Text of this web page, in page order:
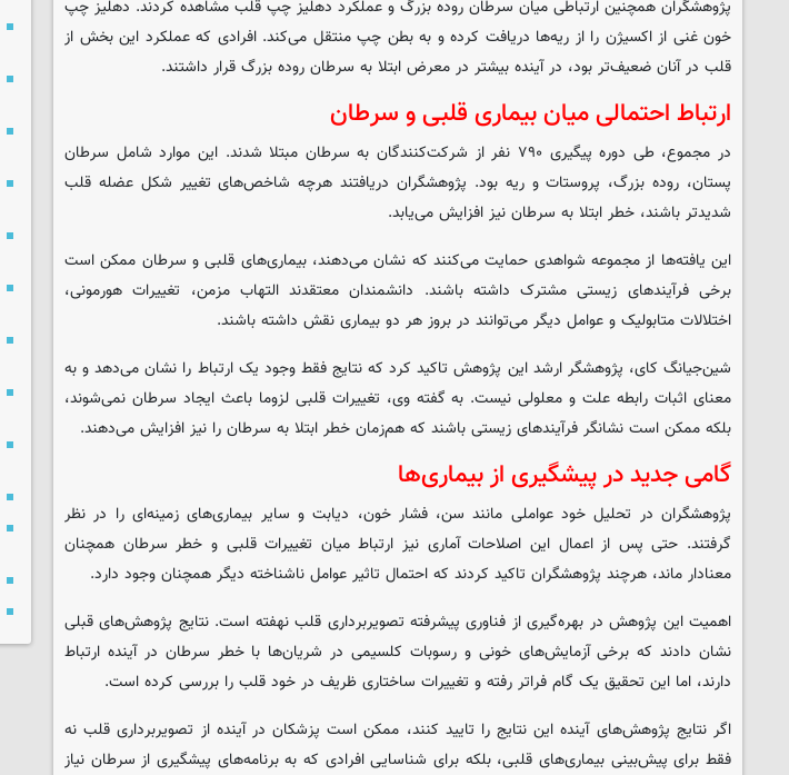
پژوهشگران همچنین ارتباطی میان سرطان روده بزرگ و عملکرد دهلیز چپ قلب مشاهده کردند. دهلیز چپ
خون غنی از اکسیژن را از ریه‌ها دریافت کرده و به بطن چپ منتقل می‌کند. افرادی که عملکرد این بخش از
قلب در آنان ضعیف‌تر بود، در آینده بیشتر در معرض ابتلا به سرطان روده بزرگ قرار داشتند.
ارتباط احتمالی میان بیماری قلبی و سرطان
در مجموع، طی دوره پیگیری ۷۹۰ نفر از شرکت‌کنندگان به سرطان مبتلا شدند. این موارد شامل سرطان
پستان، روده بزرگ، پروستات و ریه بود. پژوهشگران دریافتند هرچه شاخص‌های تغییر شکل عضله قلب
شدیدتر باشند، خطر ابتلا به سرطان نیز افزایش می‌یابد.
این یافته‌ها از مجموعه‌ شواهدی حمایت می‌کنند که نشان می‌دهند، بیماری‌های قلبی و سرطان ممکن است
برخی فرآیندهای زیستی مشترک داشته باشند. دانشمندان معتقدند التهاب مزمن، تغییرات هورمونی،
اختلالات متابولیک و عوامل دیگر می‌توانند در بروز هر دو بیماری نقش داشته باشند.
شین‌جیانگ کای، پژوهشگر ارشد این پژوهش تاکید کرد که نتایج فقط وجود یک ارتباط را نشان می‌دهد و به
معنای اثبات رابطه علت و معلولی نیست. به گفته وی، تغییرات قلبی لزوما باعث ایجاد سرطان نمی‌شوند،
بلکه ممکن است نشانگر فرآیندهای زیستی باشند که هم‌زمان خطر ابتلا به سرطان را نیز افزایش می‌دهند.
گامی جدید در پیشگیری از بیماری‌ها
پژوهشگران در تحلیل خود عواملی مانند سن، فشار خون، دیابت و سایر بیماری‌های زمینه‌ای را در نظر
گرفتند. حتی پس از اعمال این اصلاحات آماری نیز ارتباط میان تغییرات قلبی و خطر سرطان همچنان
معنادار ماند، هرچند پژوهشگران تاکید کردند که احتمال تاثیر عوامل ناشناخته دیگر همچنان وجود دارد.
اهمیت این پژوهش در بهره‌گیری از فناوری پیشرفته تصویربرداری قلب نهفته است. نتایج پژوهش‌های قبلی
نشان دادند که برخی آزمایش‌های خونی و رسوبات کلسیمی در شریان‌ها با خطر سرطان در آینده ارتباط
دارند، اما این تحقیق یک گام فراتر رفته و تغییرات ساختاری ظریف در خود قلب را بررسی کرده است.
اگر نتایج پژوهش‌های آینده این نتایج را تایید کنند، ممکن است پزشکان در آینده از تصویربرداری قلب نه
فقط برای پیش‌بینی بیماری‌های قلبی، بلکه برای شناسایی افرادی که به برنامه‌های پیشگیری از سرطان نیاز